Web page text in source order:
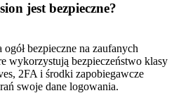
jest bezpieczne?
bezpieczne na zaufanych
wykorzystują bezpieczeństwo klasy
2FA i środki zapobiegawcze
swoje dane logowania.